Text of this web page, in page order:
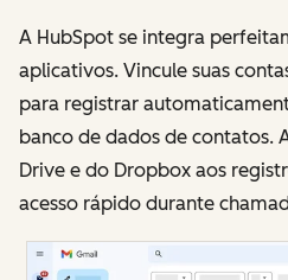
A HubSpot se integra
aplicativos. Vincule suas
para registrar
banco de dados de contatos.
Drive e do Dropbox aos
acesso rápido durante